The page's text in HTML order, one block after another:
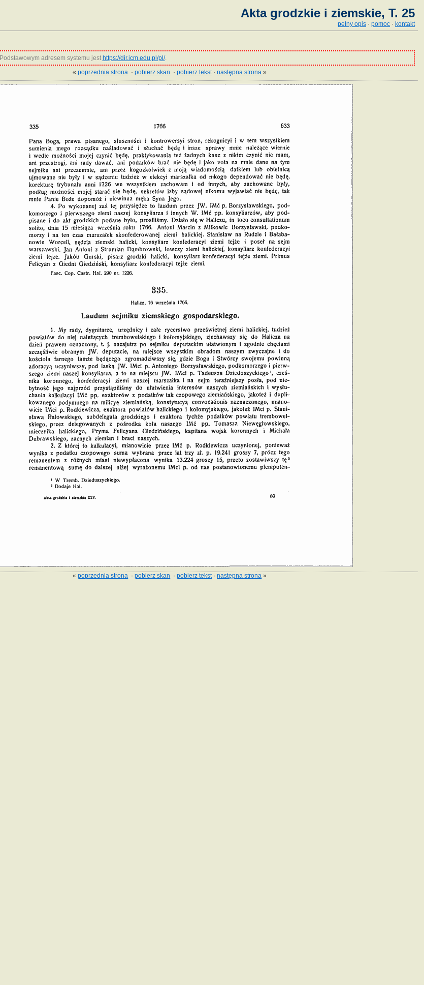
Akta grodzkie i ziemskie, T. 25
pełny opis · pomoc · kontakt
Podstawowym adresem systemu jest https://dir.icm.edu.pl/pl/.
«poprzednia strona ·pobierz skan ·pobierz tekst·następna strona »
«poprzednia strona ·pobierz skan ·pobierz tekst·następna strona »